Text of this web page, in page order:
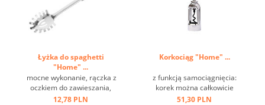
Łyżka do spaghetti
"Home" ...
mocne wykonanie, rączka z
oczkiem do zawieszania,
stal nierdzewna ...
12,78 PLN
Korkociąg "Home" ...
z funkcją samociągnięcia:
korek można całkowicie
usunąć przez obrót, łatwość
51,30 PLN